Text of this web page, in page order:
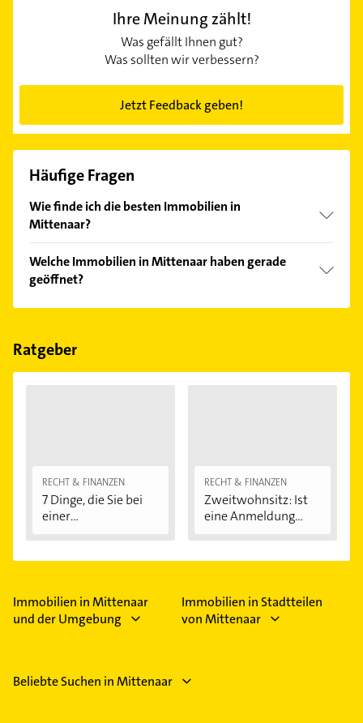
Ihre Meinung zählt!
Was gefällt Ihnen gut?
Was sollten wir verbessern?
Jetzt Feedback geben!
Häufige Fragen
Wie finde ich die besten Immobilien in
Mittenaar?
Kundenmeinungen und profitieren Sie von den
Empfehlungen. Die Suchergebnisse können Sie sich
einfach nachBewertungensortiert anzeigen lassen.
Welche Immobilien in Mittenaar haben gerade
geöffnet?
Im Anbieter-Bereich finden Sie alleÖffnungszeiten.
Feiertagen abweichen können.
Ratgeber
RECHT & FINANZEN
7 Dinge, die Sie bei
einer
RECHT & FINANZEN
Zweitwohnsitz: Ist
eine Anmeldung...
Immobilien in Mittenaar
und der Umgebung
Immobilien in Stadtteilen
von Mittenaar
Beliebte Suchen in Mittenaar